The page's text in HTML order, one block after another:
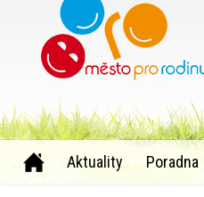
Aktuality Poradna